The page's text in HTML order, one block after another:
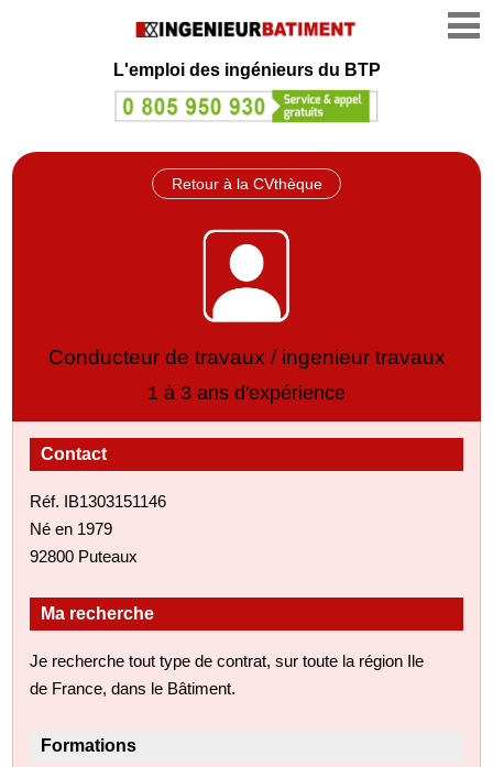
L'emploi des ingénieurs du BTP
Retour à la CVthèque
Conducteur de travaux / ingenieur travaux
1 à 3 ans d'expérience
Contact
Réf. IB1303151146
Né en 1979
92800 Puteaux
Ma recherche
Je recherche tout type de contrat, sur toute la région Ile
de France, dans le Bâtiment.
Formations